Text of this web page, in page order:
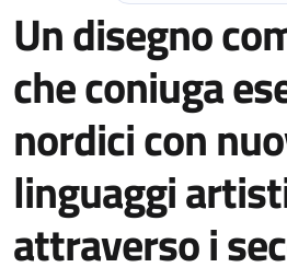
Un disegno
che coniuga
nordici con
linguaggi
attraverso i